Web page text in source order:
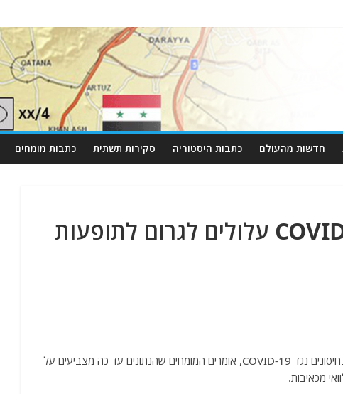
חדשות מהעולם כתבות היסטוריה סקירות תשתית כתבות מומחים
מומחים: חיסונים נגד COVID-19 עלולים לגרום לתופעות
בעוד שהעולם ממתין לתוצאות של ניסויים קליניים גדולים בחיסונים נגד COVID-19, אומרים המומחים שהנתונים עד כה מצביעים על
מכאיבות.